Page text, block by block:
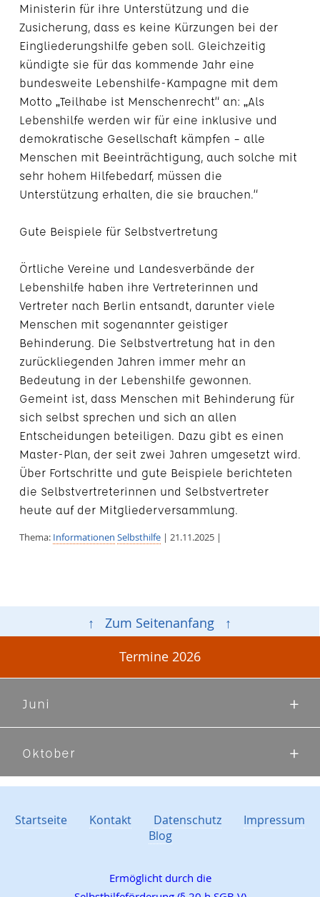
Ministerin für ihre Unterstützung und die
Zusicherung, dass es keine Kürzungen bei der
Eingliederungshilfe geben soll. Gleichzeitig
kündigte sie für das kommende Jahr eine
bundesweite Lebenshilfe-Kampagne mit dem
Motto „Teilhabe ist Menschenrecht“ an: „Als
Lebenshilfe werden wir für eine inklusive und
demokratische Gesellschaft kämpfen – alle
Menschen mit Beeinträchtigung, auch solche mit
sehr hohem Hilfebedarf, müssen die
Unterstützung erhalten, die sie brauchen.“
Gute Beispiele für Selbstvertretung
Örtliche Vereine und Landesverbände der
Lebenshilfe haben ihre Vertreterinnen und
Vertreter nach Berlin entsandt, darunter viele
Menschen mit sogenannter geistiger
Behinderung. Die Selbstvertretung hat in den
zurückliegenden Jahren immer mehr an
Bedeutung in der Lebenshilfe gewonnen.
Gemeint ist, dass Menschen mit Behinderung für
sich selbst sprechen und sich an allen
Entscheidungen beteiligen. Dazu gibt es einen
Master-Plan, der seit zwei Jahren umgesetzt wird.
Über Fortschritte und gute Beispiele berichteten
die Selbstvertreterinnen und Selbstvertreter
heute auf der Mitgliederversammlung.
Thema: Informationen Selbsthilfe| 21.11.2025 |
↑ Zum Seitenanfang ↑
Termine 2026
Juni
Oktober
Startseite Kontakt Datenschutz
Impressum
Blog
Ermöglicht durch die